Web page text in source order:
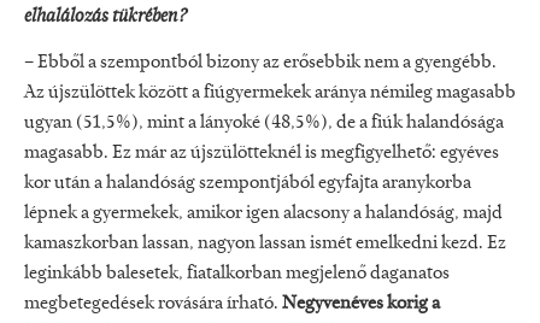
elhalálozás tükrében?
– Ebből a szempontból bizony az erő­sebbik nem a gyengébb.
Az újszülöt­tek között a fiúgyermekek aránya né­mileg magasabb
ugyan (51,5%), mint a lányoké (48,5%), de a fiúk halandó­sága
magasabb. Ez már az újszülöttek­nél is megfigyelhető: egyéves
kor után a halandóság szempontjából egyfajta aranykorba
lépnek a gyermekek, ami­kor igen alacsony a halandóság, majd
kamaszkorban lassan, nagyon lassan is­mét emelkedni kezd. Ez
leginkább bal­esetek, fiatalkorban megjelenő daga­natos
megbetegedések rovására írható. Negyvenéves korig a